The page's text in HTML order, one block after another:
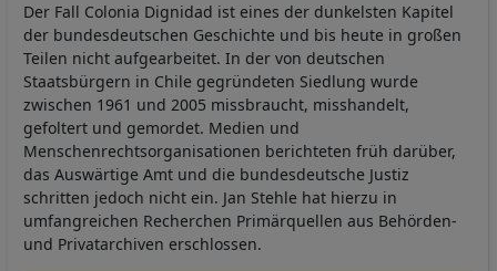
Der Fall Colonia Dignidad ist eines der dunkelsten Kapitel
der bundesdeutschen Geschichte und bis heute in großen
Teilen nicht aufgearbeitet. In der von deutschen
Staatsbürgern in Chile gegründeten Siedlung wurde
zwischen 1961 und 2005 missbraucht, misshandelt,
gefoltert und gemordet. Medien und
Menschenrechtsorganisationen berichteten früh darüber,
das Auswärtige Amt und die bundesdeutsche Justiz
schritten jedoch nicht ein. Jan Stehle hat hierzu in
umfangreichen Recherchen Primärquellen aus Behörden-
und Privatarchiven erschlossen.